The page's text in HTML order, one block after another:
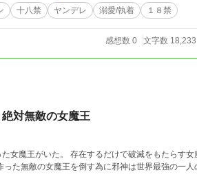
十八禁 ヤンデレ 溺愛/執着 １８禁
感想数 0 文字数 18,233
対無敵の女魔王
女魔王がいた。 存在するだけで破滅をもたらす
た無敵の女魔王を倒す為に邪神は世界最強の一人